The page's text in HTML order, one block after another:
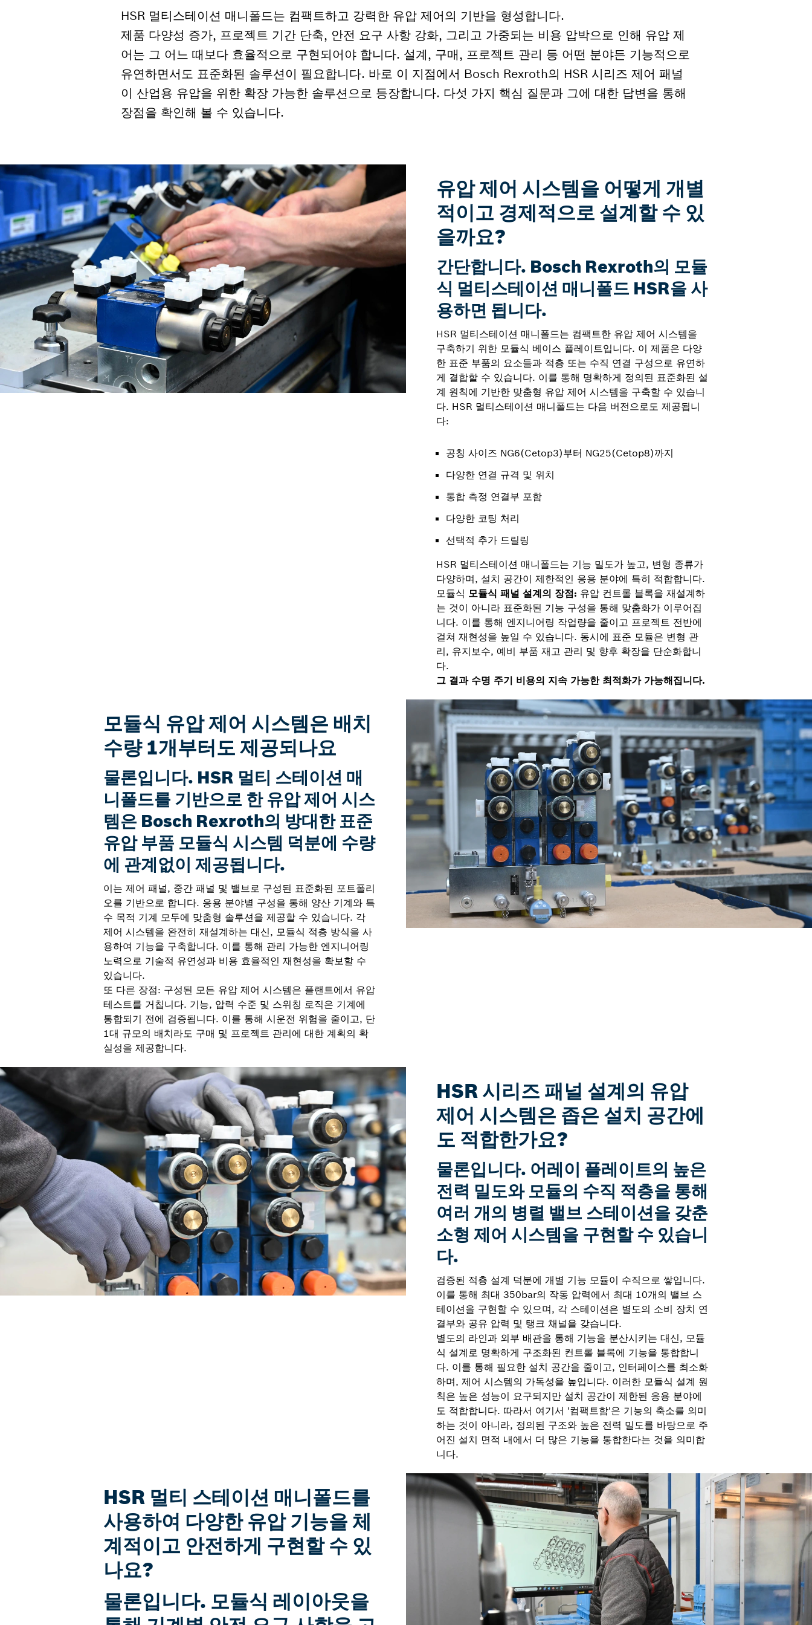
HSR 멀티스테이션 매니폴드는 컴팩트하고 강력한 유압 제어의 기반을 형성합니다.
제품 다양성 증가, 프로젝트 기간 단축, 안전 요구 사항 강화, 그리고 가중되는 비용 압박으로 인해 유압 제
어는 그 어느 때보다 효율적으로 구현되어야 합니다. 설계, 구매, 프로젝트 관리 등 어떤 분야든 기능적으로
유연하면서도 표준화된 솔루션이 필요합니다. 바로 이 지점에서 Bosch Rexroth의 HSR 시리즈 제어 패널
이 산업용 유압을 위한 확장 가능한 솔루션으로 등장합니다. 다섯 가지 핵심 질문과 그에 대한 답변을 통해
장점을 확인해 볼 수 있습니다.
유압 제어 시스템을 어떻게 개별
적이고 경제적으로 설계할 수 있
을까요?
간단합니다. Bosch Rexroth의 모듈
식 멀티스테이션 매니폴드 HSR을 사
용하면 됩니다.
HSR 멀티스테이션 매니폴드는 컴팩트한 유압 제어 시스템을
구축하기 위한 모듈식 베이스 플레이트입니다. 이 제품은 다양
한 표준 부품의 요소들과 적층 또는 수직 연결 구성으로 유연하
게 결합할 수 있습니다. 이를 통해 명확하게 정의된 표준화된 설
계 원칙에 기반한 맞춤형 유압 제어 시스템을 구축할 수 있습니
다. HSR 멀티스테이션 매니폴드는 다음 버전으로도 제공됩니
다:
공칭 사이즈 NG6(Cetop3)부터 NG25(Cetop8)까지
다양한 연결 규격 및 위치
통합 측정 연결부 포함
다양한 코팅 처리
선택적 추가 드릴링
HSR 멀티스테이션 매니폴드는 기능 밀도가 높고, 변형 종류가
다양하며, 설치 공간이 제한적인 응용 분야에 특히 적합합니다.
모듈식 모듈식 패널 설계의 장점: 유압 컨트롤 블록을 재설계하
는 것이 아니라 표준화된 기능 구성을 통해 맞춤화가 이루어집
니다. 이를 통해 엔지니어링 작업량을 줄이고 프로젝트 전반에
걸쳐 재현성을 높일 수 있습니다. 동시에 표준 모듈은 변형 관
리, 유지보수, 예비 부품 재고 관리 및 향후 확장을 단순화합니
다.
그 결과 수명 주기 비용의 지속 가능한 최적화가 가능해집니다.
모듈식 유압 제어 시스템은 배치
수량 1개부터도 제공되나요
물론입니다. HSR 멀티 스테이션 매
니폴드를 기반으로 한 유압 제어 시스
템은 Bosch Rexroth의 방대한 표준
유압 부품 모듈식 시스템 덕분에 수량
에 관계없이 제공됩니다.
이는 제어 패널, 중간 패널 및 밸브로 구성된 표준화된 포트폴리
오를 기반으로 합니다. 응용 분야별 구성을 통해 양산 기계와 특
수 목적 기계 모두에 맞춤형 솔루션을 제공할 수 있습니다. 각
제어 시스템을 완전히 재설계하는 대신, 모듈식 적층 방식을 사
용하여 기능을 구축합니다. 이를 통해 관리 가능한 엔지니어링
노력으로 기술적 유연성과 비용 효율적인 재현성을 확보할 수
있습니다.
또 다른 장점: 구성된 모든 유압 제어 시스템은 플랜트에서 유압
테스트를 거칩니다. 기능, 압력 수준 및 스위칭 로직은 기계에
통합되기 전에 검증됩니다. 이를 통해 시운전 위험을 줄이고, 단
1대 규모의 배치라도 구매 및 프로젝트 관리에 대한 계획의 확
실성을 제공합니다.
HSR 시리즈 패널 설계의 유압
제어 시스템은 좁은 설치 공간에
도 적합한가요?
물론입니다. 어레이 플레이트의 높은
전력 밀도와 모듈의 수직 적층을 통해
여러 개의 병렬 밸브 스테이션을 갖춘
소형 제어 시스템을 구현할 수 있습니
다.
검증된 적층 설계 덕분에 개별 기능 모듈이 수직으로 쌓입니다.
이를 통해 최대 350bar의 작동 압력에서 최대 10개의 밸브 스
테이션을 구현할 수 있으며, 각 스테이션은 별도의 소비 장치 연
결부와 공유 압력 및 탱크 채널을 갖습니다.
별도의 라인과 외부 배관을 통해 기능을 분산시키는 대신, 모듈
식 설계로 명확하게 구조화된 컨트롤 블록에 기능을 통합합니
다. 이를 통해 필요한 설치 공간을 줄이고, 인터페이스를 최소화
하며, 제어 시스템의 가독성을 높입니다. 이러한 모듈식 설계 원
칙은 높은 성능이 요구되지만 설치 공간이 제한된 응용 분야에
도 적합합니다. 따라서 여기서 '컴팩트함'은 기능의 축소를 의미
하는 것이 아니라, 정의된 구조와 높은 전력 밀도를 바탕으로 주
어진 설치 면적 내에서 더 많은 기능을 통합한다는 것을 의미합
니다.
HSR 멀티 스테이션 매니폴드를
사용하여 다양한 유압 기능을 체
계적이고 안전하게 구현할 수 있
나요?
물론입니다. 모듈식 레이아웃을